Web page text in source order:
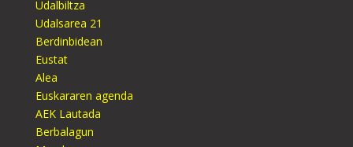
Udalbiltza
Udalsarea 21
Berdinbidean
Eustat
Alea
Euskararen agenda
AEK Lautada
Berbalagun